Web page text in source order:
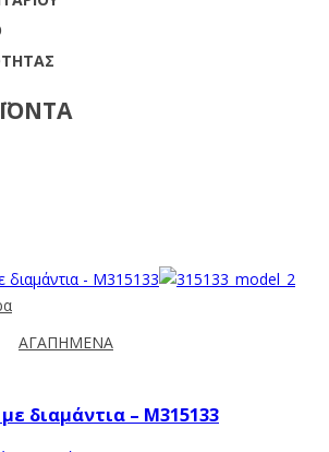
ΑΓΑΠΗΜΕΝΑ
διαμάντια – M315133